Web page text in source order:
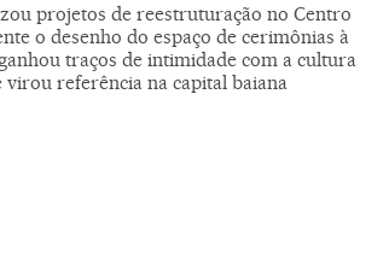
projetos de reestruturação no Centro
o desenho do espaço de cerimônias à
traços de intimidade com a cultura
virou referência na capital baiana